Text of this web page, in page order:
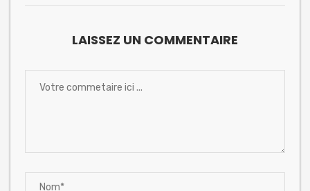
LAISSEZ UN COMMENTAIRE